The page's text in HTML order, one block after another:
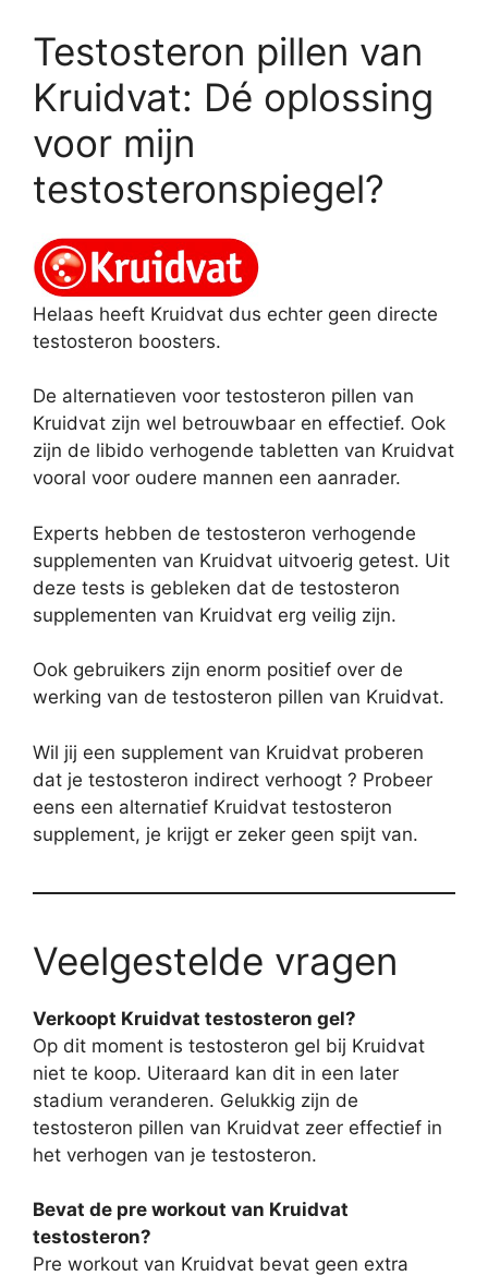
Testosteron pillen van
Kruidvat: Dé oplossing
voor mijn
testosteronspiegel?
Helaas heeft Kruidvat dus echter geen directe
testosteron boosters.
De alternatieven voor testosteron pillen van
Kruidvat zijn wel betrouwbaar en effectief. Ook
zijn de libido verhogende tabletten van Kruidvat
vooral voor oudere mannen een aanrader.
Experts hebben de testosteron verhogende
supplementen van Kruidvat uitvoerig getest. Uit
deze tests is gebleken dat de testosteron
supplementen van Kruidvat erg veilig zijn.
Ook gebruikers zijn enorm positief over de
werking van de testosteron pillen van Kruidvat.
Wil jij een supplement van Kruidvat proberen
dat je testosteron indirect verhoogt ? Probeer
eens een alternatief Kruidvat testosteron
supplement, je krijgt er zeker geen spijt van.
Veelgestelde vragen
Verkoopt Kruidvat testosteron gel?
Op dit moment is testosteron gel bij Kruidvat
niet te koop. Uiteraard kan dit in een later
stadium veranderen. Gelukkig zijn de
testosteron pillen van Kruidvat zeer effectief in
het verhogen van je testosteron.
Bevat de pre workout van Kruidvat
testosteron?
Pre workout van Kruidvat bevat geen extra